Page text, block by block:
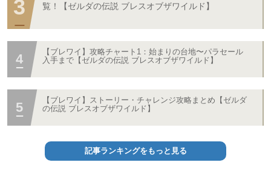
覧！【ゼルダの伝説 ブレスオブザワイルド】
【ブレワイ】攻略チャート1：始まりの台地〜パラセール
入手まで【ゼルダの伝説 ブレスオブザワイルド】
【ブレワイ】ストーリー・チャレンジ攻略まとめ【ゼルダ
の伝説 ブレスオブザワイルド】
記事ランキングをもっと見る